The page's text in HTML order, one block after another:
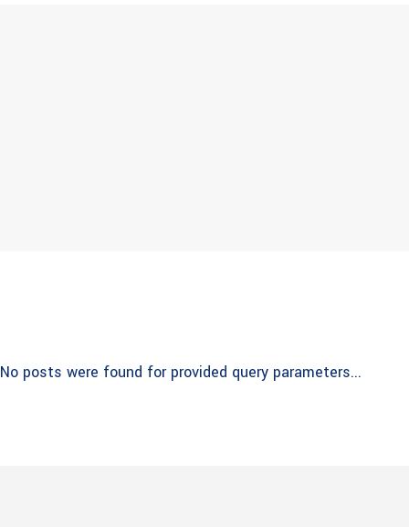
No posts were found for provided query parameters...